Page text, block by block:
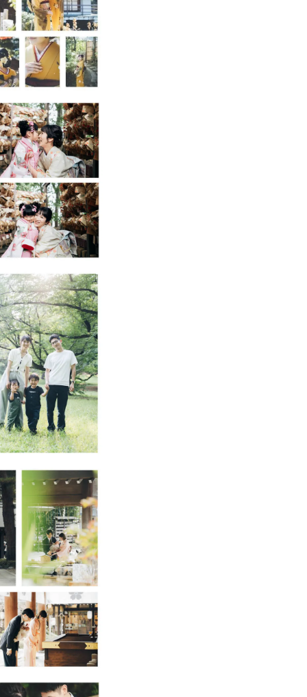
切にしております✨
ります🌿
す👶
い！
幸いです。